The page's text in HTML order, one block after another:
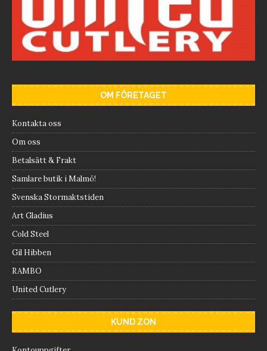
OM FÖRETAGET
Kontakta oss
Om oss
Betalsätt & Frakt
Samlare butik i Malmö!
Svenska Stormaktstiden
Art Gladius
Cold Steel
Gil Hibben
RAMBO
United Cutlery
KUND ZON